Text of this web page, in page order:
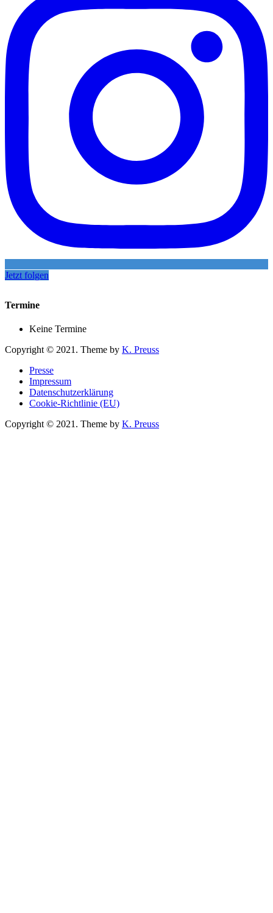
Jetzt folgen
Termine
Keine Termine
Copyright © 2021. Theme by K. Preuss
Presse
Impressum
Datenschutzerklärung
Cookie-Richtlinie (EU)
Copyright © 2021. Theme by K. Preuss